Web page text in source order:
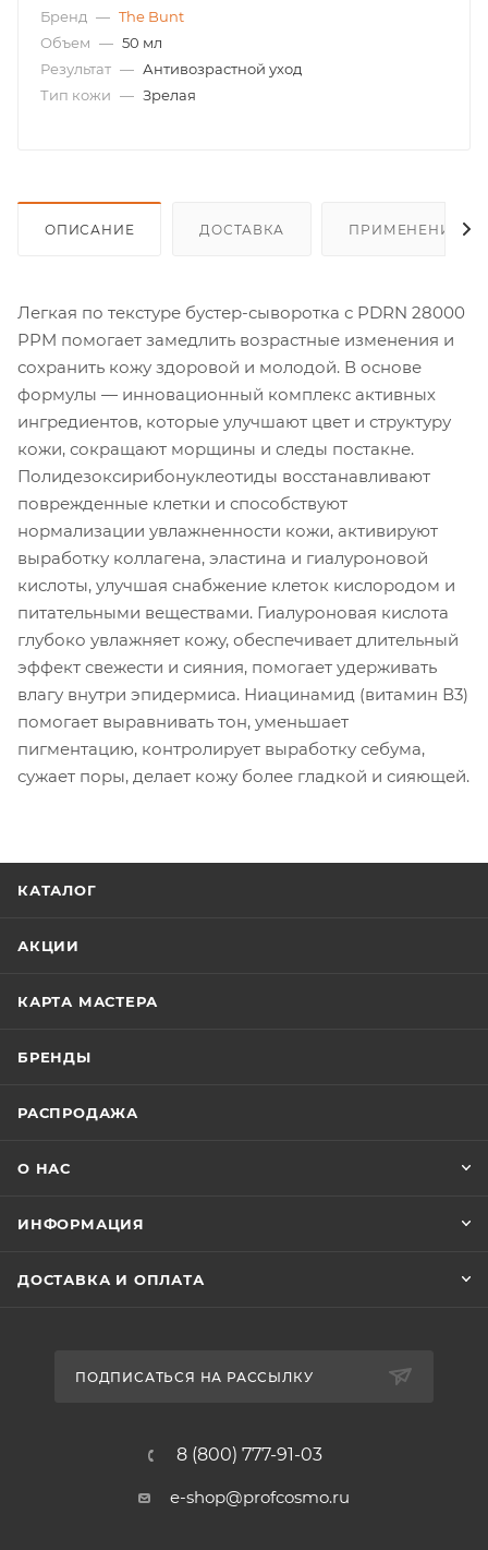
Бренд — The Bunt
Объем — 50 мл
Результат — Антивозрастной уход
Тип кожи — Зрелая
ОПИСАНИЕ ДОСТАВКА ПРИМЕНЕНИЕ
Легкая по текстуре бустер-сыворотка с PDRN 28000
PPM помогает замедлить возрастные изменения и
сохранить кожу здоровой и молодой. В основе
формулы — инновационный комплекс активных
ингредиентов, которые улучшают цвет и структуру
кожи, сокращают морщины и следы постакне.
Полидезоксирибонуклеотиды восстанавливают
поврежденные клетки и способствуют
нормализации увлажненности кожи, активируют
выработку коллагена, эластина и гиалуроновой
кислоты, улучшая снабжение клеток кислородом и
питательными веществами. Гиалуроновая кислота
глубоко увлажняет кожу, обеспечивает длительный
эффект свежести и сияния, помогает удерживать
влагу внутри эпидермиса. Ниацинамид (витамин В3)
помогает выравнивать тон, уменьшает
пигментацию, контролирует выработку себума,
сужает поры, делает кожу более гладкой и сияющей.
КАТАЛОГ
АКЦИИ
КАРТА МАСТЕРА
БРЕНДЫ
РАСПРОДАЖА
О НАС
ИНФОРМАЦИЯ
ДОСТАВКА И ОПЛАТА
ПОДПИСАТЬСЯ НА РАССЫЛКУ
8 (800) 777-91-03
e-shop@profcosmo.ru